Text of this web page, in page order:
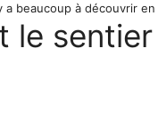
beaucoup à découvrir
le